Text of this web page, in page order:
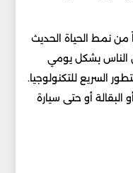
نمط الحياة الحديث
الناس بشكل يومي
السريع للتكنولوجيا.
أو حتى سيارة